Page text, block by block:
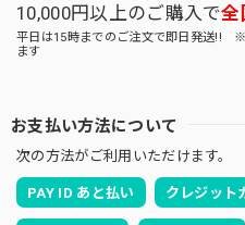
10,000円以上のご購入で全
平日は15時までのご注文で即日発送!!
ます
お支払い方法について
次の方法がご利用いただけます。
PAY ID あと払い クレジット